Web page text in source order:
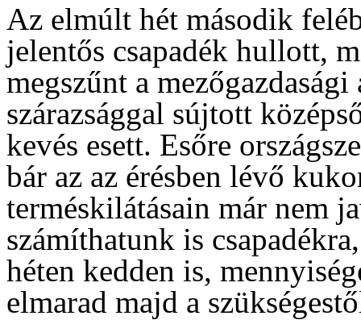
Az elmúlt hét második
jelentős csapadék hullott,
megszűnt a
szárazsággal sújtott
kevés esett. Esőre
bár az az érésben lévő
terméskilátásain már nem
számíthatunk is
héten kedden is,
elmarad majd a